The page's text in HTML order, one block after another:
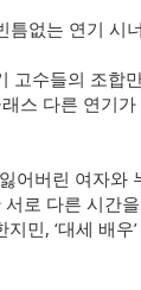
틈없는 연기 시
고수들의 조
스 다른 연기
어버린 여자
로 다른 시간
지민, ‘대세 배